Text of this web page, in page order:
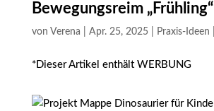
Bewegungsreim „Frühling“
von Verena Apr. 25, 2025| Praxis-Ideen
*Dieser Artikel enthält WERBUNG